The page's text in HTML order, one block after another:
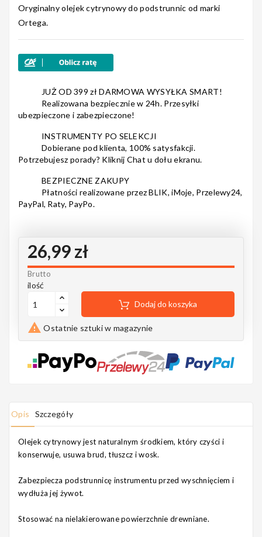
Nagłośnienie
Akcesoria
Kursy/Szkolenia
Rainbow
Notes
MAHILELE
Ortega
Oryginalny olejek cytrynowy do podstrunnic od marki
Ortega.
JUŻ OD 399 zł DARMOWA WYSYŁKA SMART!
Realizowana bezpiecznie w 24h. Przesyłki
ubezpieczone i zabezpieczone!
INSTRUMENTY PO SELEKCJI
Dobierane pod klienta, 100% satysfakcji.
Potrzebujesz porady? Kliknij Chat u dołu ekranu.
BEZPIECZNE ZAKUPY
Płatności realizowane przez BLIK, iMoje, Przelewy24,
PayPal, Raty, PayPo.
26,99 zł
Brutto
ilość
Dodaj do koszyka
 Ostatnie sztuki w magazynie
Opis Szczegóły
Olejek cytrynowy jest naturalnym środkiem, który czyści i
konserwuje, usuwa brud, tłuszcz i wosk.
Zabezpiecza podstrunnicę instrumentu przed wyschnięciem i
wydłuża jej żywot.
Stosować na nielakierowane powierzchnie drewniane.